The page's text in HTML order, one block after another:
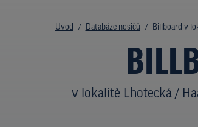
Úvod Databáze nosičů Billboard v
v lokalitě Lhotecká /